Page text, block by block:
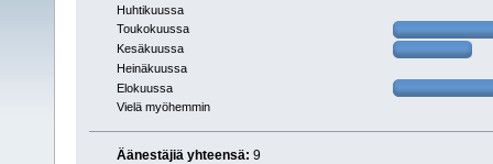
Huhtikuussa
Toukokuussa
Kesäkuussa
Heinäkuussa
Elokuussa
Vielä myöhemmin
Äänestäjiä yhteensä: 9